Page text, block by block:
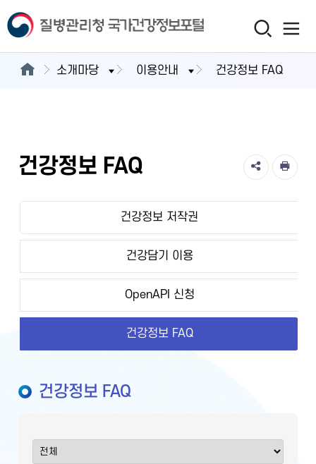
소개마당 이용안내 건강정보 FAQ
건강정보 FAQ
건강정보 저작권
건강담기 이용
OpenAPI 신청
건강정보 FAQ
건강정보 FAQ